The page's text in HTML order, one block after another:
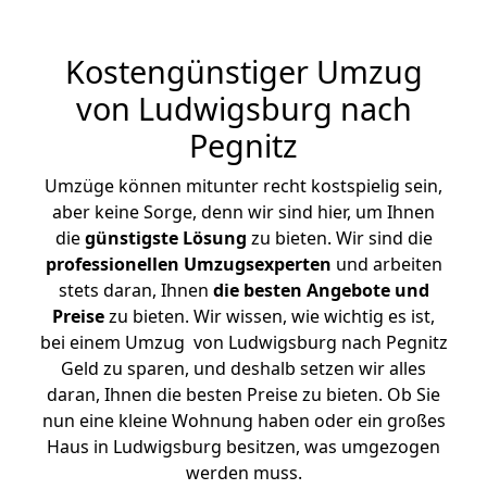
Kostengünstiger Umzug
von Ludwigsburg nach
Pegnitz
Umzüge können mitunter recht kostspielig sein,
aber keine Sorge, denn wir sind hier, um Ihnen
diegünstigste Lösung zu bieten. Wir sind die
professionellen Umzugsexperten und arbeiten
stets daran, Ihnen die besten Angebote und
Preisezu bieten. Wir wissen, wie wichtig es ist,
bei einem Umzug von Ludwigsburg nach Pegnitz
Geld zu sparen, und deshalb setzen wir alles
daran, Ihnen die besten Preise zu bieten. Ob Sie
nun eine kleine Wohnung haben oder ein großes
Haus in Ludwigsburg besitzen, was umgezogen
werden muss.